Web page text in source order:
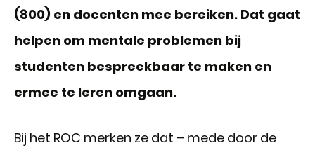
(800) en docenten mee bereiken. Dat gaat
helpen om mentale problemen bij
studenten bespreekbaar te maken en
ermee te leren omgaan.
Bij het ROC merken ze dat – mede door de